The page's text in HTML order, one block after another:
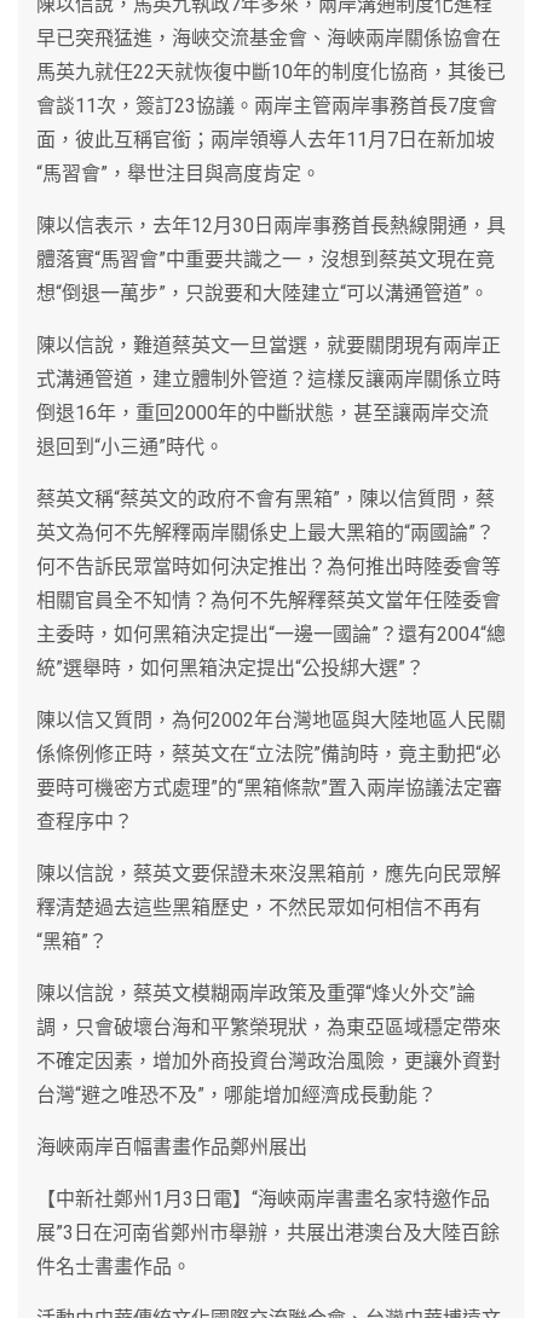
早已突飛猛進，海峽交流基金會、海峽兩岸關係協會在
馬英九就任22天就恢復中斷10年的制度化協商，其後已
會談11次，簽訂23協議。兩岸主管兩岸事務首長7度會
面，彼此互稱官銜；兩岸領導人去年11月7日在新加坡
“馬習會”，舉世注目與高度肯定。
陳以信表示，去年12月30日兩岸事務首長熱線開通，具
體落實“馬習會”中重要共識之一，沒想到蔡英文現在竟
想“倒退一萬步”，只說要和大陸建立“可以溝通管道”。
陳以信說，難道蔡英文一旦當選，就要關閉現有兩岸正
式溝通管道，建立體制外管道？這樣反讓兩岸關係立時
倒退16年，重回2000年的中斷狀態，甚至讓兩岸交流
退回到“小三通”時代。
蔡英文稱“蔡英文的政府不會有黑箱”，陳以信質問，蔡
英文為何不先解釋兩岸關係史上最大黑箱的“兩國論”？
何不告訴民眾當時如何決定推出？為何推出時陸委會等
相關官員全不知情？為何不先解釋蔡英文當年任陸委會
主委時，如何黑箱決定提出“一邊一國論”？還有2004“總
統”選舉時，如何黑箱決定提出“公投綁大選”？
陳以信又質問，為何2002年台灣地區與大陸地區人民關
係條例修正時，蔡英文在“立法院”備詢時，竟主動把“必
要時可機密方式處理”的“黑箱條款”置入兩岸協議法定審
查程序中？
陳以信說，蔡英文要保證未來沒黑箱前，應先向民眾解
釋清楚過去這些黑箱歷史，不然民眾如何相信不再有
“黑箱”？
陳以信說，蔡英文模糊兩岸政策及重彈“烽火外交”論
調，只會破壞台海和平繁榮現狀，為東亞區域穩定帶來
不確定因素，增加外商投資台灣政治風險，更讓外資對
台灣“避之唯恐不及”，哪能增加經濟成長動能？
海峽兩岸百幅書畫作品鄭州展出
【中新社鄭州1月3日電】“海峽兩岸書畫名家特邀作品
展”3日在河南省鄭州市舉辦，共展出港澳台及大陸百餘
件名士書畫作品。